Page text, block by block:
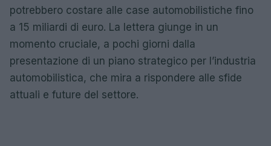
potrebbero costare alle case automobilistiche fino
a 15 miliardi di euro. La lettera giunge in un
momento cruciale, a pochi giorni dalla
presentazione di un piano strategico per l’industria
automobilistica, che mira a rispondere alle sfide
attuali e future del settore.